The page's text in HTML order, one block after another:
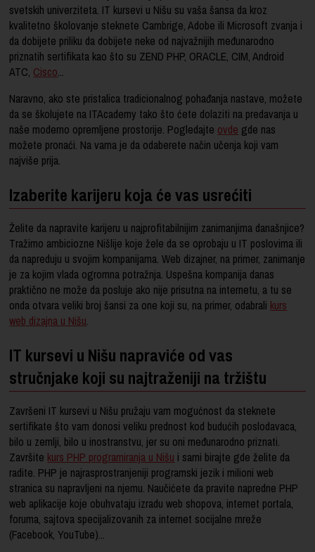
svetskih univerziteta. IT kursevi u Nišu su vaša šansa da kroz
kvalitetno školovanje steknete Cambrige, Adobe ili Microsoft zvanja i
da dobijete priliku da dobijete neke od najvažnijih međunarodno
priznatih sertifikata kao što su ZEND PHP, ORACLE, CIM, Android
ATC, Cisco...
Naravno, ako ste pristalica tradicionalnog pohađanja nastave, možete
da se školujete na ITAcademy tako što ćete dolaziti na predavanja u
naše moderno opremljene prostorije. Pogledajte ovde gde nas
možete pronaći. Na vama je da odaberete način učenja koji vam
najviše prija.
Izaberite karijeru koja će vas usrećiti
Želite da napravite karijeru u najprofitabilnijim zanimanjima današnjice?
Tražimo ambiciozne Nišlije koje žele da se oprobaju u IT poslovima ili
da napreduju u svojim kompanijama. Web dizajner, na primer, zanimanje
je za kojim vlada ogromna potražnja. Uspešna kompanija danas
praktično ne može da posluje ako nije prisutna na internetu, a tu se
onda otvara veliki broj šansi za one koji su, na primer, odabrali kurs
web dizajna u Nišu.
IT kursevi u Nišu napraviće od vas
stručnjake koji su najtraženiji na tržištu
Završeni IT kursevi u Nišu pružaju vam mogućnost da steknete
sertifikate što vam donosi veliku prednost kod budućih poslodavaca,
bilo u zemlji, bilo u inostranstvu, jer su oni međunarodno priznati.
Završite kurs PHP programiranja u Nišu i sami birajte gde želite da
radite. PHP je najrasprostranjeniji programski jezik i milioni web
stranica su napravljeni na njemu. Naučićete da pravite napredne PHP
web aplikacije koje obuhvataju izradu web shopova, internet portala,
foruma, sajtova specijalizovanih za internet socijalne mreže
(Facebook, YouTube)...